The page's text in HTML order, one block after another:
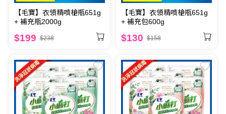
【毛寶】衣領精噴槍瓶651g
+ 補充瓶2000g
$199 $238
【毛寶】衣領精噴槍瓶651g
+ 補充包600g
$130 $158